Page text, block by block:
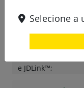
Pacote de tecnologia
integrada,
e JDLink™;
Selecione a